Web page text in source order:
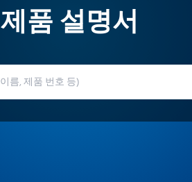
제품 설명서